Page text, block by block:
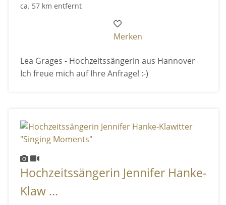
ca. 57 km entfernt
Merken
Lea Grages - Hochzeitssängerin aus Hannover
Ich freue mich auf Ihre Anfrage! :-)
Hochzeitssängerin Jennifer Hanke-
Klaw ...